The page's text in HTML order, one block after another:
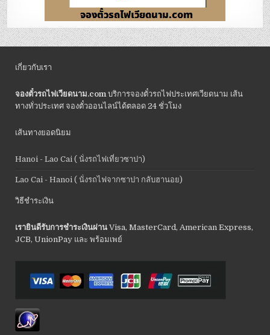
เกี่ยวกับเรา
จองตั๋วรถไฟเวียดนาม.comบริการจองตั๋วรถไฟประเทศเวียดนาม เส้น
ทางทั่วประเทศ จองตั๋วออนไลน์ได้ตลอด 24 ชั่วโมง
เส้นทางยอดนิยม
Hanoi - Lao Cai ( นั่งรถไฟเที่ยวซาปา)
Lao Cai - Hanoi ( นั่งรถไฟจากซาปา กลับฮานอย)
วิธีชำระเงิน
เรายินดีรับการชำระเงินผ่านVisa, MasterCard, American Express,
JCB, UnionPay และ พร้อมเพย์